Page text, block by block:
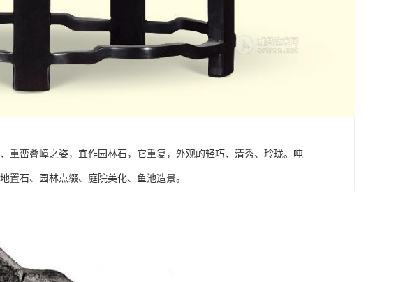
重峦叠嶂之姿，宜作园林石，它重复，外观的轻巧、清秀、玲珑。吨
置石、园林点缀、庭院美化、鱼池造景。